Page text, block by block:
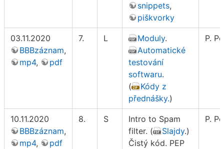
snippets,
piškvorky
03.11.2020
BBBzáznam,
mp4, pdf
7. L Moduly.
Automatické
testování
softwaru.
(
Kódy z
přednášky.)
P.
10.11.2020
BBBzáznam,
mp4, pdf
8. S
Intro to Spam
filter. (
Slajdy.)
Čistý kód. PEP
P.